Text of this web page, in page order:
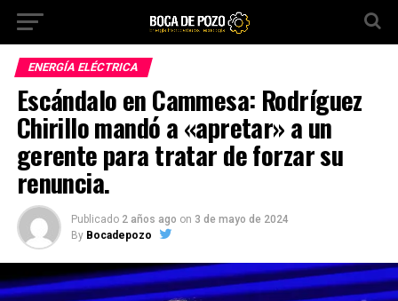
ENERGÍA ELÉCTRICA
Escándalo en Cammesa: Rodríguez
Chirillo mandó a «apretar» a un
gerente para tratar de forzar su
renuncia.
Publicado 2 años ago on 3 de mayo de 2024
By Bocadepozo